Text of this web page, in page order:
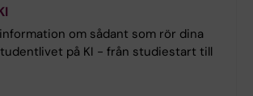
om sådant som rör dina
på KI - från studiestart till